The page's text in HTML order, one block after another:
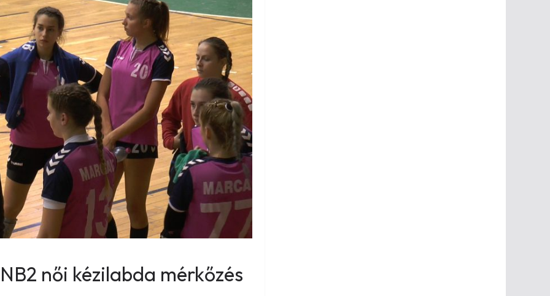
női kézilabda mérkőzés